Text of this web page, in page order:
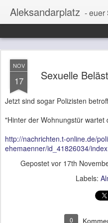
Aleksandarplatz - euer
NOV
17 Sexuelle
Jetzt sind sogar Polizisten
"Hinter der Wohnungstür wartet
http://nachrichten.t-online.de/
ehemaenner/id_41826034/index
Gepostet vor 17th
Labels:
0